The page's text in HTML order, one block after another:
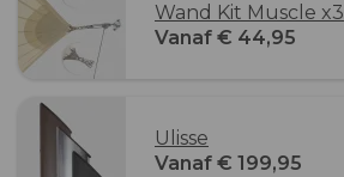
Wand Kit Muscle x3
Vanaf € 44,95
Ulisse
Vanaf € 199,95